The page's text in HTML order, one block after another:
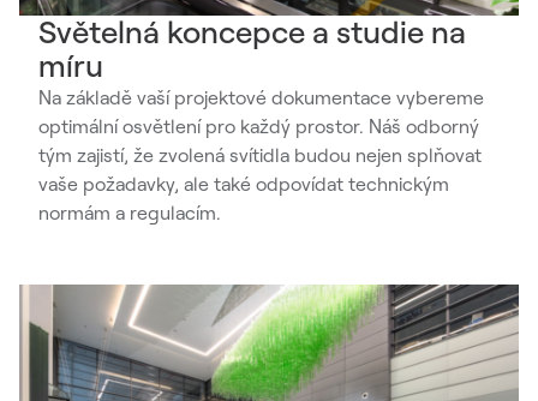
Světelná koncepce a studie na
míru
Na základě vaší projektové dokumentace vybereme
optimální osvětlení pro každý prostor. Náš odborný
tým zajistí, že zvolená svítidla budou nejen splňovat
vaše požadavky, ale také odpovídat technickým
normám a regulacím.